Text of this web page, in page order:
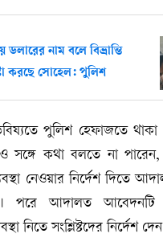
ডলারের নাম বলে বিভ্রান্তি
করছে সোহেল: পুলিশ
পুলিশ হেফাজতে
সঙ্গে কথা বলতে না
নেওয়ার নির্দেশ দিতে
পরে আদালত
নিতে সংশ্লিষ্টদের নির্দেশ